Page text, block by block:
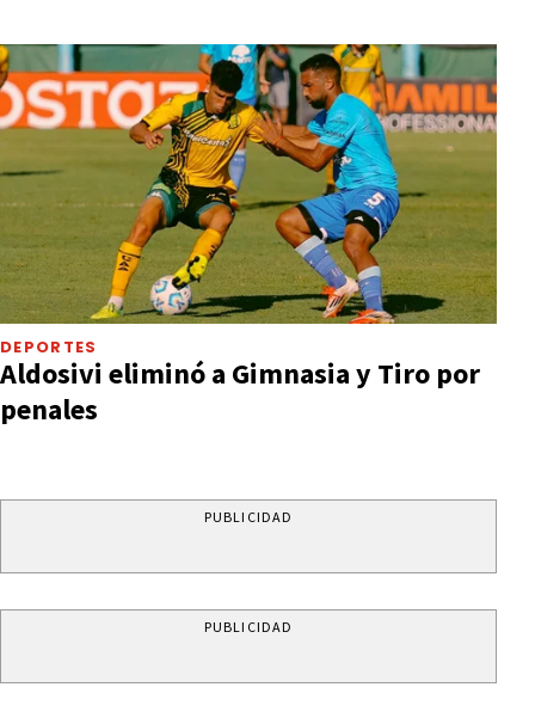
DEPORTES
Aldosivi eliminó a Gimnasia y Tiro por
penales
PUBLICIDAD
PUBLICIDAD